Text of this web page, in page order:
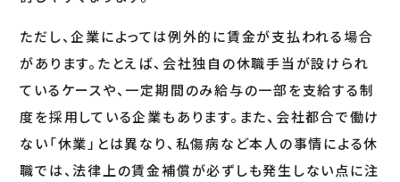
ただし、企業によっては例外的に賃金が支払われる場合
があります。たとえば、会社独自の休職手当が設けられ
ているケースや、一定期間のみ給与の一部を支給する制
度を採用している企業もあります。また、会社都合で働け
ない「休業」とは異なり、私傷病など本人の事情による休
職では、法律上の賃金補償が必ずしも発生しない点に注